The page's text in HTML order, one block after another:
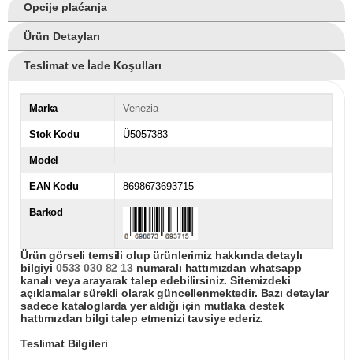
Opcije plaćanja
Ürün Detayları
Teslimat ve İade Koşulları
Marka Venezia
Stok Kodu Ü5057383
Model
EAN Kodu 8698673693715
Barkod
Ürün görseli temsili olup ürünlerimiz hakkında detaylı
bilgiyi 0533 030 82 13numaralı hattımızdan whatsapp
kanalı veya arayarak talep edebilirsiniz. Sitemizdeki
açıklamalar sürekli olarak güncellenmektedir. Bazı detaylar
sadece kataloglarda yer aldığı için mutlaka destek
hattımızdan bilgi talep etmenizi tavsiye ederiz.
Teslimat Bilgileri